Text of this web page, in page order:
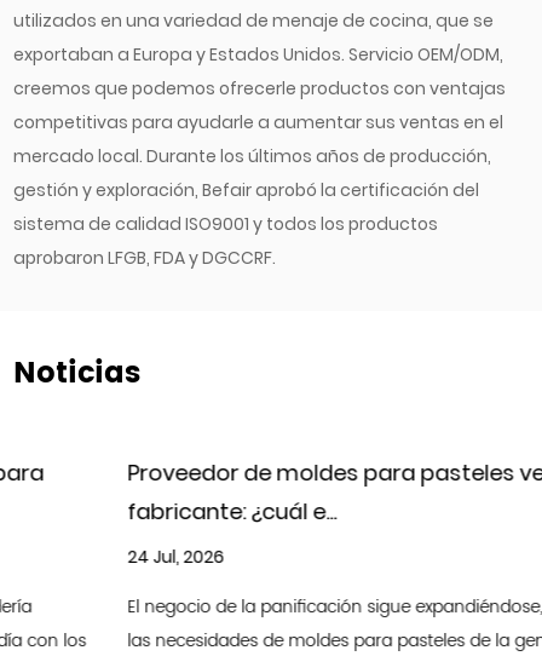
utilizados en una variedad de menaje de cocina, que se
exportaban a Europa y Estados Unidos. Servicio OEM/ODM,
creemos que podemos ofrecerle productos con ventajas
competitivas para ayudarle a aumentar sus ventas en el
mercado local. Durante los últimos años de producción,
gestión y exploración, Befair aprobó la certificación del
sistema de calidad ISO9001 y todos los productos
aprobaron LFGB, FDA y DGCCRF.
Noticias
Proveedor de moldes para pasteles versus
fabricante: ¿cuál e...
El negocio de la panificación sigue expandiéndose, por lo que
las necesidades de moldes para pasteles de la gente se han